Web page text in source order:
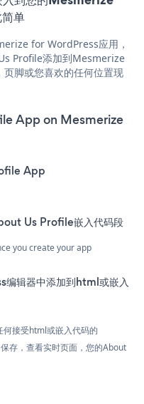
单
for WordPress应用，
Profile添加到Mesmerize
脚或您喜欢的任何位置现
App on Mesmerize
App
Us Profile嵌入代码段
you create your app
辑器中添加到html或嵌入
接受html或嵌入代码的
存，查看实时页面，您的About